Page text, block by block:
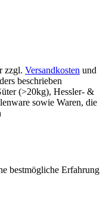
zzgl. Versandkosten und
beschrieben
(>20kg), Hessler- &
sowie Waren, die
bestmögliche Erfahrung